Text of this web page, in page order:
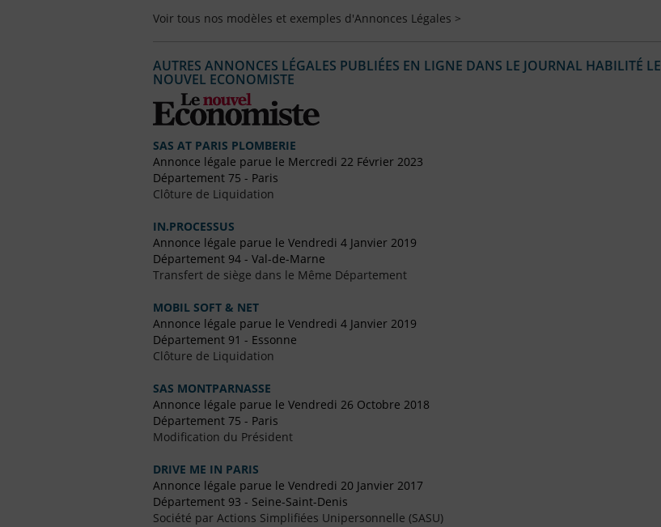
Voir tous nos modèles et exemples d'Annonces Légales >
AUTRES ANNONCES LÉGALES PUBLIÉES EN LIGNE DANS LE JOURNAL HABILITÉ LE
NOUVEL ECONOMISTE
SAS AT PARIS PLOMBERIE
Annonce légale parue le Mercredi 22 Février 2023
Département 75 - Paris
Clôture de Liquidation
IN.PROCESSUS
Annonce légale parue le Vendredi 4 Janvier 2019
Département 94 - Val-de-Marne
Transfert de siège dans le Même Département
MOBIL SOFT & NET
Annonce légale parue le Vendredi 4 Janvier 2019
Département 91 - Essonne
Clôture de Liquidation
SAS MONTPARNASSE
Annonce légale parue le Vendredi 26 Octobre 2018
Département 75 - Paris
Modification du Président
DRIVE ME IN PARIS
Annonce légale parue le Vendredi 20 Janvier 2017
Département 93 - Seine-Saint-Denis
Société par Actions Simplifiées Unipersonnelle (SASU)